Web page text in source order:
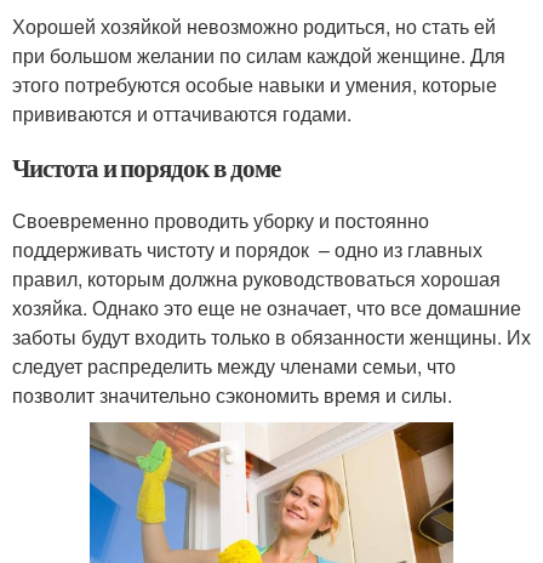
Хорошей хозяйкой невозможно родиться, но стать ей
при большом желании по силам каждой женщине. Для
этого потребуются особые навыки и умения, которые
прививаются и оттачиваются годами.
Чистота и порядок в доме
Своевременно проводить уборку и постоянно
поддерживать чистоту и порядок – одно из главных
правил, которым должна руководствоваться хорошая
хозяйка. Однако это еще не означает, что все домашние
заботы будут входить только в обязанности женщины. Их
следует распределить между членами семьи, что
позволит значительно сэкономить время и силы.